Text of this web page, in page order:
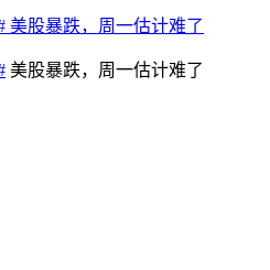
美股暴跌，周一估计难了
美股暴跌，周一估计难了